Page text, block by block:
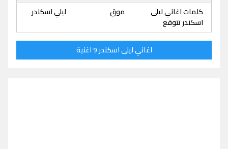
كلمات اغاني ليلى
اسكندر تتوقع
موق ليلي اسكندر
اغاني ليلى اسكندر 9 اغنية